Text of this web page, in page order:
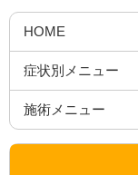
HOME
症状別メニュー
施術メニュー